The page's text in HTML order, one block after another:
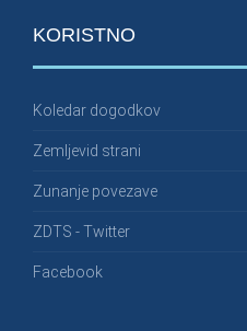
KORISTNO
Koledar dogodkov
Zemljevid strani
Zunanje povezave
ZDTS - Twitter
Facebook